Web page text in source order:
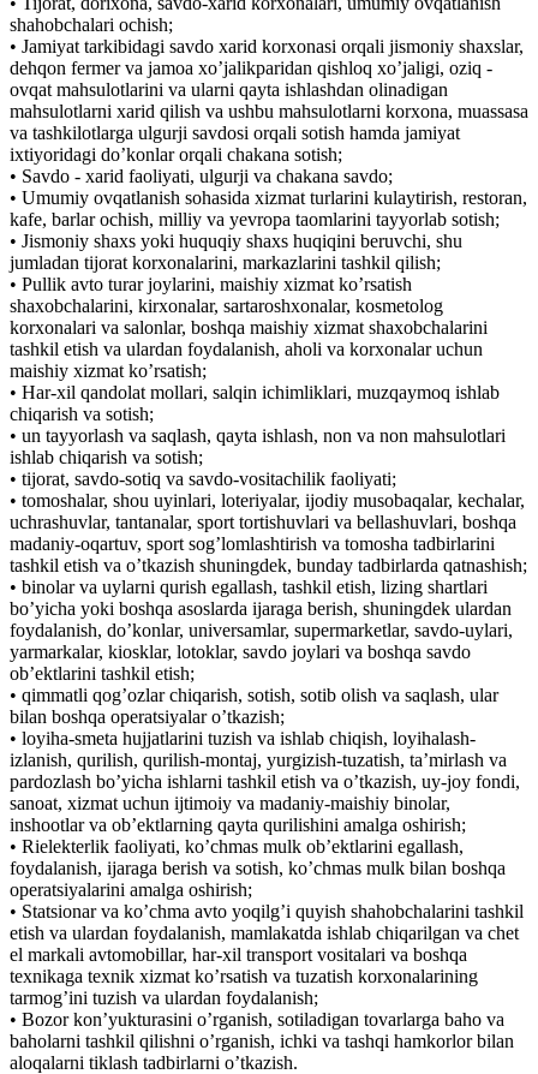
shahobchalari ochish;
• Jamiyat tarkibidagi savdo xarid korxonasi orqali jismoniy shaxslar,
dehqon fermer va jamoa xoʼjalikparidan qishloq xoʼjaligi, oziq -
ovqat mahsulotlarini va ularni qayta ishlashdan olinadigan
mahsulotlarni xarid qilish va ushbu mahsulotlarni korxona, muassasa
va tashkilotlarga ulgurji savdosi orqali sotish hamda jamiyat
ixtiyoridagi doʼkonlar orqali chakana sotish;
• Savdo - xarid faoliyati, ulgurji va chakana savdo;
• Umumiy ovqatlanish sohasida xizmat turlarini kulaytirish, restoran,
kafe, barlar ochish, milliy va yevropa taomlarini tayyorlab sotish;
• Jismoniy shaxs yoki huquqiy shaxs huqiqini beruvchi, shu
jumladan tijorat korxonalarini, markazlarini tashkil qilish;
• Pullik avto turar joylarini, maishiy xizmat koʼrsatish
shaxobchalarini, kirxonalar, sartaroshxonalar, kosmetolog
korxonalari va salonlar, boshqa maishiy xizmat shaxobchalarini
tashkil etish va ulardan foydalanish, aholi va korxonalar uchun
maishiy xizmat koʼrsatish;
• Har-xil qandolat mollari, salqin ichimliklari, muzqaymoq ishlab
chiqarish va sotish;
• un tayyorlash va saqlash, qayta ishlash, non va non mahsulotlari
ishlab chiqarish va sotish;
• tijorat, savdo-sotiq va savdo-vositachilik faoliyati;
• tomoshalar, shou uyinlari, loteriyalar, ijodiy musobaqalar, kechalar,
uchrashuvlar, tantanalar, sport tortishuvlari va bellashuvlari, boshqa
madaniy-oqartuv, sport sogʼlomlashtirish va tomosha tadbirlarini
tashkil etish va oʼtkazish shuningdek, bunday tadbirlarda qatnashish;
• binolar va uylarni qurish egallash, tashkil etish, lizing shartlari
boʼyicha yoki boshqa asoslarda ijaraga berish, shuningdek ulardan
foydalanish, doʼkonlar, universamlar, supermarketlar, savdo-uylari,
yarmarkalar, kiosklar, lotoklar, savdo joylari va boshqa savdo
obʼektlarini tashkil etish;
• qimmatli qogʼozlar chiqarish, sotish, sotib olish va saqlash, ular
bilan boshqa operatsiyalar oʼtkazish;
• loyiha-smeta hujjatlarini tuzish va ishlab chiqish, loyihalash-
izlanish, qurilish, qurilish-montaj, yurgizish-tuzatish, taʼmirlash va
pardozlash boʼyicha ishlarni tashkil etish va oʼtkazish, uy-joy fondi,
sanoat, xizmat uchun ijtimoiy va madaniy-maishiy binolar,
inshootlar va obʼektlarning qayta qurilishini amalga oshirish;
• Rielekterlik faoliyati, koʼchmas mulk obʼektlarini egallash,
foydalanish, ijaraga berish va sotish, koʼchmas mulk bilan boshqa
operatsiyalarini amalga oshirish;
• Statsionar va koʼchma avto yoqilgʼi quyish shahobchalarini tashkil
etish va ulardan foydalanish, mamlakatda ishlab chiqarilgan va chet
el markali avtomobillar, har-xil transport vositalari va boshqa
texnikaga texnik xizmat koʼrsatish va tuzatish korxonalarining
tarmogʼini tuzish va ulardan foydalanish;
• Bozor konʼyukturasini oʼrganish, sotiladigan tovarlarga baho va
baholarni tashkil qilishni oʼrganish, ichki va tashqi hamkorlor bilan
aloqalarni tiklash tadbirlarni oʼtkazish.